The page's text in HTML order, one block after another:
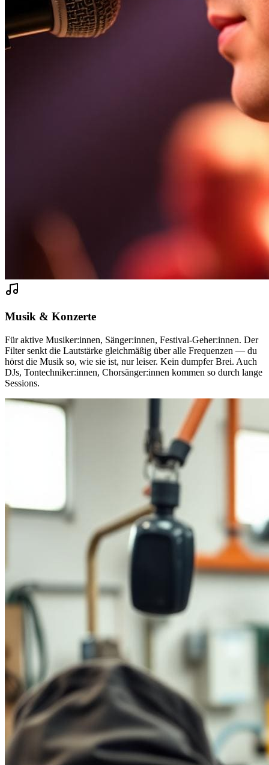
Musik & Konzerte
Für aktive Musiker:innen, Sänger:innen, Festival-Geher:innen. Der
Filter senkt die Lautstärke gleichmäßig über alle Frequenzen — du
hörst die Musik so, wie sie ist, nur leiser. Kein dumpfer Brei. Auch
DJs, Tontechniker:innen, Chorsänger:innen kommen so durch lange
Sessions.